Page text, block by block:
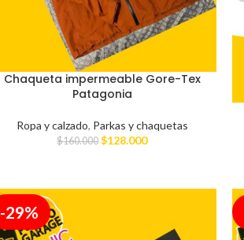
Chaqueta impermeable Gore-Tex
Patagonia
Ropa y calzado, Parkas y chaquetas
$160.000 $128.000
-29%